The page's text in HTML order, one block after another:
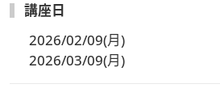
講座日
2026/02/09(月)
2026/03/09(月)